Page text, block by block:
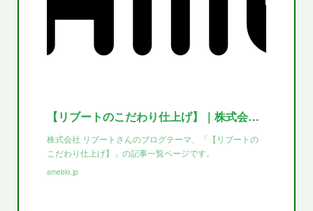
【リブートのこだわり仕上げ】｜株式会社リブートのブログ
株式会社 リブートさんのブログテーマ、「【リブートの
こだわり仕上げ】」の記事一覧ページです。
ameblo.jp